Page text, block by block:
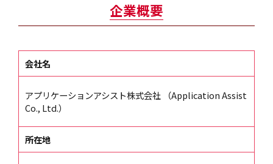
企業概要
会社名
アプリケーションアシスト株式会社 （Application Assist
Co., Ltd.）
所在地